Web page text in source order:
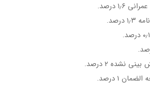
درصد.
نشده ۲ درصد.
۱ درصد.